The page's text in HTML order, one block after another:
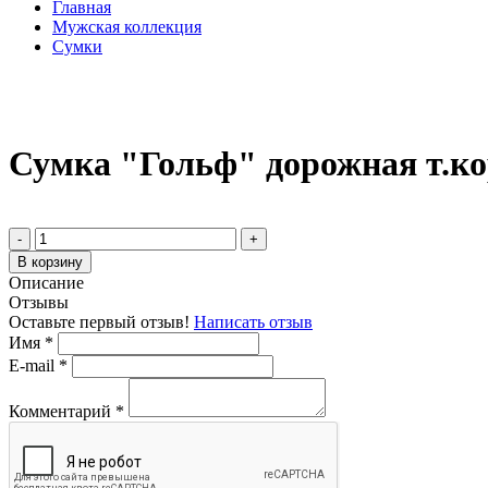
Главная
Мужская коллекция
Сумки
Сумка "Гольф" дорожная
-
+
В корзину
Описание
Отзывы
Оставьте первый отзыв! Написать отзыв
Имя *
E-mail *
Комментарий *